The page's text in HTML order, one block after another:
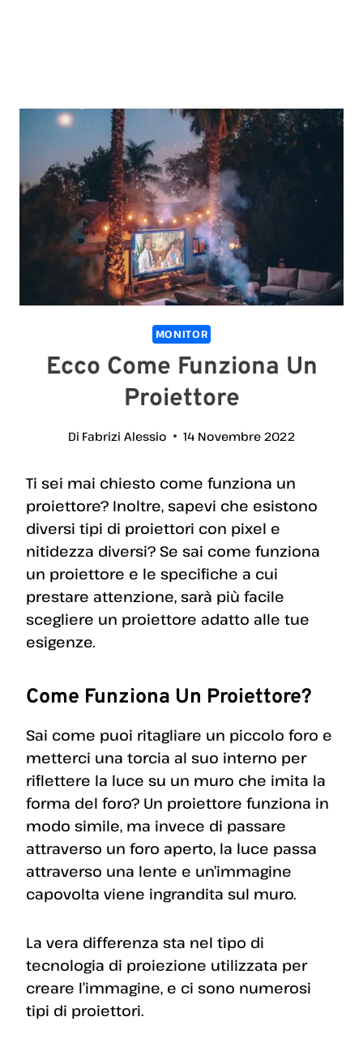
MONITOR
Ecco Come Funziona Un
Proiettore
Di Fabrizi Alessio 14 Novembre 2022
Ti sei mai chiesto come funziona un
proiettore? Inoltre, sapevi che esistono
diversi tipi di proiettori con pixel e
nitidezza diversi? Se sai come funziona
un proiettore e le specifiche a cui
prestare attenzione, sarà più facile
scegliere un proiettore adatto alle tue
esigenze.
Come Funziona Un Proiettore?
Sai come puoi ritagliare un piccolo foro e
metterci una torcia al suo interno per
riflettere la luce su un muro che imita la
forma del foro? Un proiettore funziona in
modo simile, ma invece di passare
attraverso un foro aperto, la luce passa
attraverso una lente e un’immagine
capovolta viene ingrandita sul muro.
La vera differenza sta nel tipo di
tecnologia di proiezione utilizzata per
creare l’immagine, e ci sono numerosi
tipi di proiettori.